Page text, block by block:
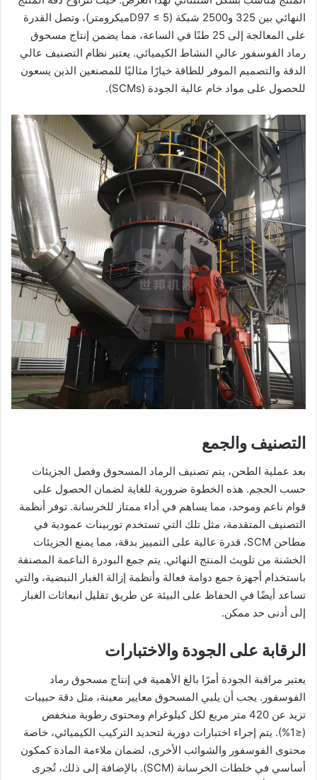
النهائي بين 325 و2500 شبكة (D97 ≤ 5ميكرومتر)، وتصل القدرة
على المعالجة إلى 25 طنًا في الساعة، مما يضمن إنتاج مسحوق
رماد الفوسفور عالي النشاط الكيميائي. يعتبر نظام التصنيف عالي
الدقة والتصميم الموفر للطاقة خيارًا مثاليًا للمصنعين الذين يسعون
للحصول على مواد خام عالية الجودة (SCMs).
التصنيف والجمع
بعد عملية الطحن، يتم تصنيف الرماد المسحوق وفصل الجزيئات
حسب الحجم. هذه الخطوة ضرورية للغاية لضمان الحصول على
قوام ناعم وموحد، مما يساهم في أداء ممتاز للخرسانة. توفر أنظمة
التصنيف المتقدمة، مثل تلك التي تستخدم توربينات عمودية في
مطاحن SCM، قدرة عالية على التمييز بدقة، مما يمنع الجزيئات
الخشنة من تلويث المنتج النهائي. يتم جمع البودرة الناعمة المصنفة
باستخدام أجهزة جمع دوامة فعالة وأنظمة إزالة الغبار النبضية، والتي
تساعد أيضًا في الحفاظ على البيئة عن طريق تقليل انبعاثات الغبار
إلى أدنى حد ممكن.
الرقابة على الجودة والاختبارات
يعتبر مراقبة الجودة أمرًا بالغ الأهمية في إنتاج مسحوق رماد
الفوسفور. يجب أن يلبي المسحوق معايير معينة، مثل دقة حبيبات
تزيد عن 420 متر مربع لكل كيلوغرام ومحتوى رطوبة منخفض
(≤1%). يتم إجراء اختبارات دورية لتحديد التركيب الكيميائي، خاصة
محتوى الفوسفور والشوائب الأخرى، لضمان ملاءمة المادة كمكون
أساسي في خلطات الخرسانة (SCM). بالإضافة إلى ذلك، تُجرى